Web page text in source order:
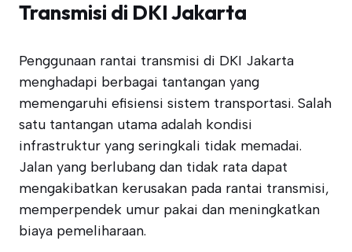
Transmisi di DKI Jakarta
Penggunaan rantai transmisi di DKI Jakarta
menghadapi berbagai tantangan yang
memengaruhi efisiensi sistem transportasi. Salah
satu tantangan utama adalah kondisi
infrastruktur yang seringkali tidak memadai.
Jalan yang berlubang dan tidak rata dapat
mengakibatkan kerusakan pada rantai transmisi,
memperpendek umur pakai dan meningkatkan
biaya pemeliharaan.